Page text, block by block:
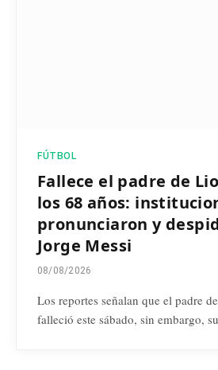
FÚTBOL
Fallece el padre de
los 68 años:
pronunciaron y
Jorge Messi
08/08/2026
Los reportes señalan que el padre
falleció este sábado, sin embargo,